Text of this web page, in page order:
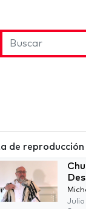
de reproducción
Julio